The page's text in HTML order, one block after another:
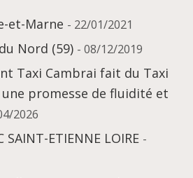
et-Marne - 22/01/2021
Nord (59) - 08/12/2019
Taxi Cambrai fait du Taxi
une promesse de fluidité et
2026
SAINT-ETIENNE LOIRE -